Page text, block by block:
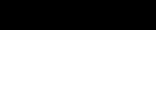
content